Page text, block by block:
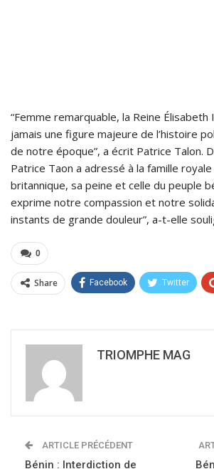
“Femme remarquable, la Reine
jamais une figure majeure de l’histoire
de notre époque”, a écrit Patrice Talon.
Patrice Taon a adressé à la famille
britannique, sa peine et celle du peuple
exprime notre compassion et notre
instants de grande douleur”, a-t-elle
0
Share Facebook Twitter
TRIOMPHE MAG
ARTICLE PRÉCÉDENT
Bénin : Interdiction de